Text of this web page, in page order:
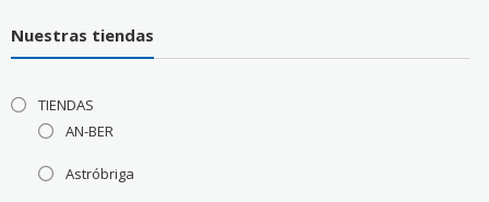
Nuestras tiendas
TIENDAS
AN-BER
Astróbriga